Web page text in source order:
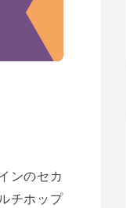
ンのセカ
チホップ